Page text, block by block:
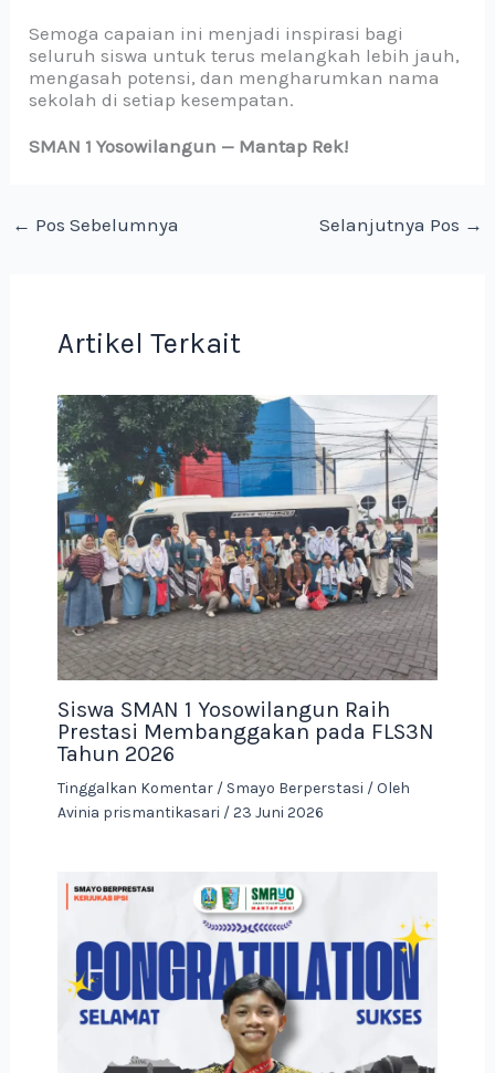
Semoga capaian ini menjadi inspirasi bagi
seluruh siswa untuk terus melangkah lebih jauh,
mengasah potensi, dan mengharumkan nama
sekolah di setiap kesempatan.
SMAN 1 Yosowilangun — Mantap Rek!
← Pos Sebelumnya Selanjutnya Pos →
Artikel Terkait
Siswa SMAN 1 Yosowilangun Raih
Prestasi Membanggakan pada FLS3N
Tahun 2026
Tinggalkan Komentar / Smayo Berperstasi / Oleh
Avinia prismantikasari /23 Juni 2026